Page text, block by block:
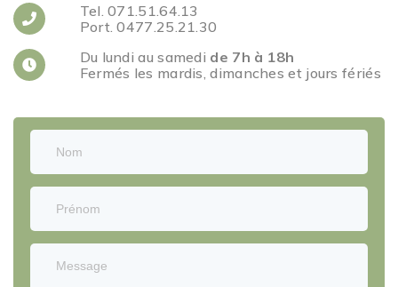
Tel. 071.51.64.13
Port. 0477.25.21.30
Du lundi au samedi de 7h à 18h
Fermés les mardis, dimanches et jours fériés